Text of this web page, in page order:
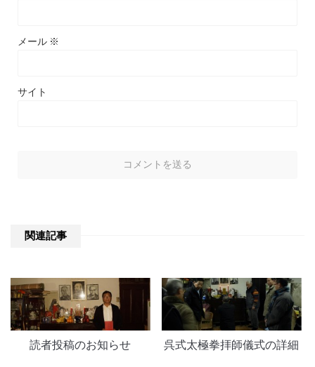
メール ※
サイト
関連記事
読者投稿のお知らせ 呉式太極拳拝師儀式の詳細